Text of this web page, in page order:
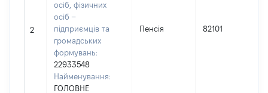
2
осіб, фізичних
осіб –
підприємців та
громадських
формувань:
22933548
Найменування:
ГОЛОВНЕ
Пенсія 82101